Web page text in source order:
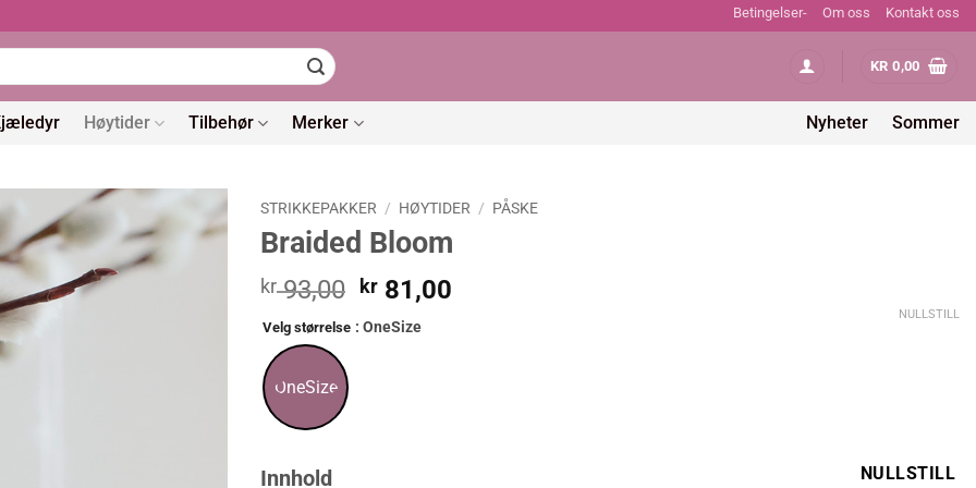
Betingelser- Om oss Kontakt oss
KR 0,00
Høytider Tilbehør Merker Nyheter Sommer
STRIKKEPAKKER / HØYTIDER / PÅSKE
Braided Bloom
kr93,00 Opprinnelig
pris
var:
kr 81,00
Velg størrelse : OneSize
OneSize
NULLSTILL
Innhold NULLSTILL